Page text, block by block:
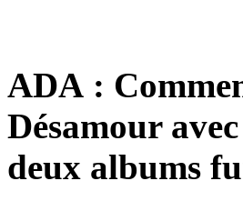
ADA :
Désamour
deux albums